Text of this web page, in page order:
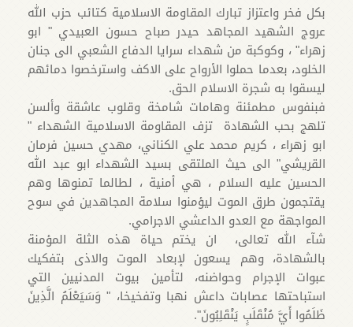
بكل فخر واعتزاز تبارك المقاومة الاسلامية كتائب حزب الله
عروج الشهيد المجاهد حيدر صباح حسون العبيدي " ابو
زهراء" ، وكوكبة من شهداء سرايا الدفاع الشعبي الى جنان
الخلود، بعدما حملوا الأرواح على الاكف واسترخصوا دمائهم
ليسقوا به شجرة الاسلام الحق.
فبنفوس مطمئنة وهامات شامخة وقلوب عاشقة وألسن
تلهج بحب الشهادة تزف المقاومة الاسلامية الشهداء "
ابو زهراء ، كريم محمد علي الكناني، مهدي حسين فرمان
القريشي" الى حيث الملتقى بسيد الشهداء ابو عبد الله
الحسين عليه السلام ، هي أمنية ، لطالما تمنوها وهم
يقتجمون طرق الموت ليؤمنوا سلامة المجاهدين في سوح
المواجهة مع العدو الداعشي الاجرامي.
شآء الله تعالى، ان يختم حياة هذه الثلة المؤمنة
بالشهادة، وهم يسعون لإبعاد الموت والاذى بتفكيك
عبوات الإجرام وحواضنه، لتأمين بيوت المدنيين التي
استباحتها عصابات داعش نهبا وتفخيخا، " وَسَيَعْلَمُ الَّذِينَ
ظَلَمُوا أَيَّ مُنْقَلَبٍ يَنْقَلِبُونَ".